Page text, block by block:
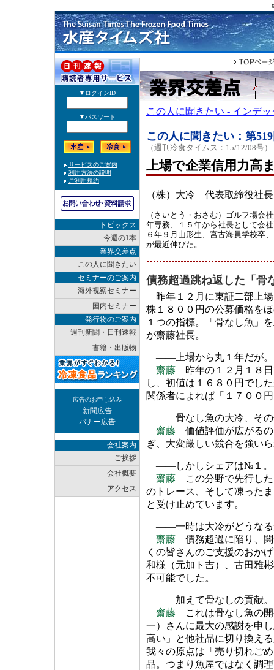
トピックス
今週の1本
業界交差点
この人に聞きたい
セミナーのご案内
海外視察セミナー
国内セミナー
発行物のご案内
週刊新聞・日刊速報
書籍・出版物
広告のお申し込み
新聞広告
バナー広告
会社案内
ご挨拶
会社概要
アクセス
この人に聞きたい - インデ
この人に聞きたい：第
（週刊冷食タイムス：15/12/08号）
上場で企業信用力高
（株）大冷 代表取締役社長
（さいとう・おさむ）ゴルフ場会
年専務、１５年から社長として会
６年９月山形生、宮古海員学校卒
が最近伸びた。
債務超過跳ね返した「骨
昨年１２月に東証二部上
株１８００円の公募価格を
１つの指標。「骨なし魚」
が齋藤社長。
――上場から丸１年だが。
齋藤 昨年の１２月１８
し、初値は１６８０円でし
関係者によれば「１７００
――骨なし魚の大冷、その
齋藤 価値評価が広がるの
ぎ、大変厳しい競合を強い
――しかしシェアは№１。
齋藤 この分野で先行した
のトレース、そして凍った
と受け止めています。
――一時は大冷がどうなる
齋藤 債務超過に陥り、関
くの皆さんのご支援のおか
和様（元加ト吉）、古田雅
不可能でした。
――加えて骨なしの貢献。
齋藤 これは骨なし魚の
一）さんに最大の感謝を申
高い」と他社品に切り換え
我々の原点は「売り切れご
品。つまり魚屋ではなく調